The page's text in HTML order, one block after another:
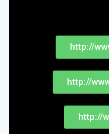
http://
http://
http://